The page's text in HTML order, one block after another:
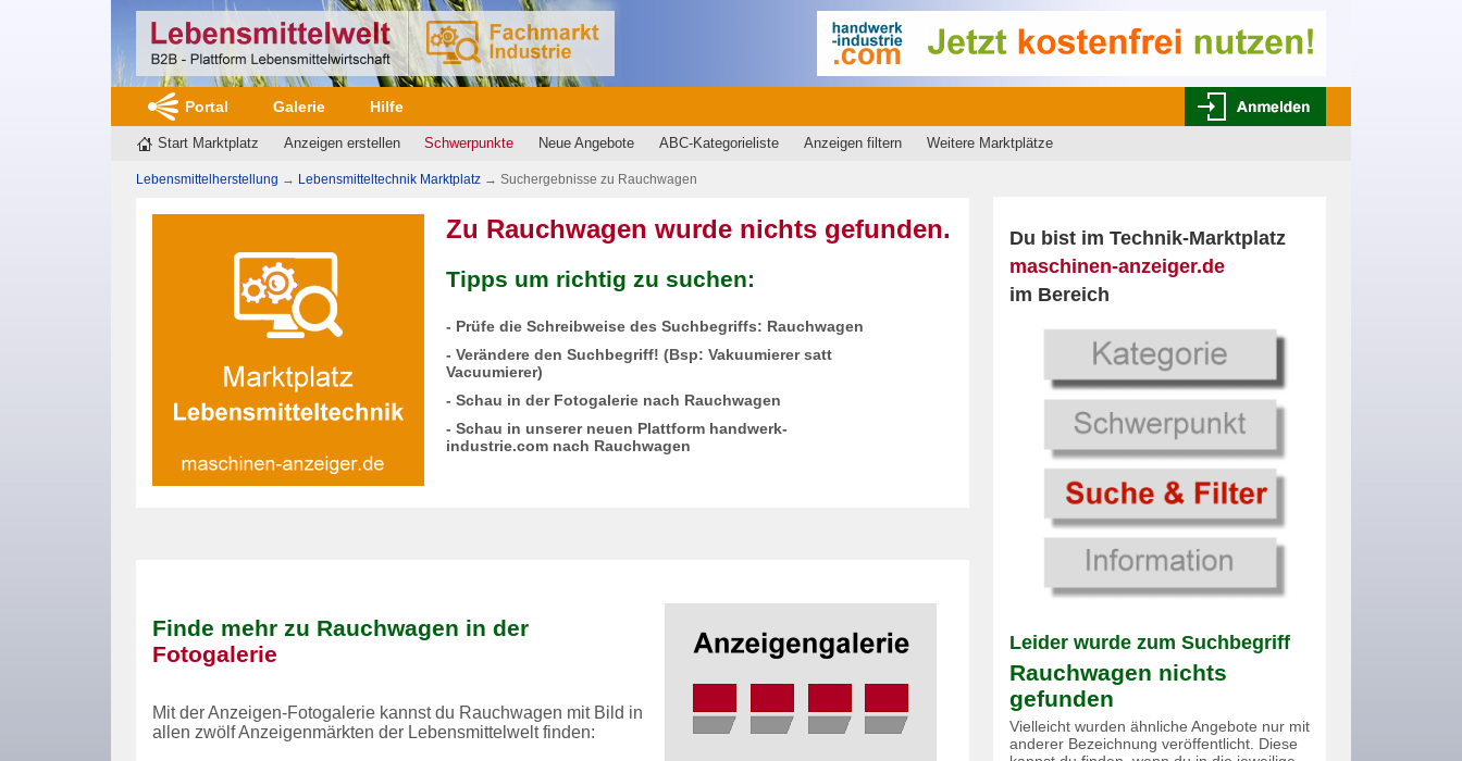
Portal Galerie Hilfe
Start Marktplatz Anzeigen erstellen Schwerpunkte Neue Angebote ABC-Kategorieliste Anzeigen filtern Weitere Marktplätze
Du bist im Technik-Marktplatz
maschinen-anzeiger.de
im Bereich
Leider wurde zum Suchbegriff
Rauchwagen nichts
gefunden
Vielleicht wurden ähnliche Angebote nur mit
anderer Bezeichnung veröffentlicht. Diese
Lebensmittelherstellung → Lebensmitteltechnik Marktplatz → Suchergebnisse zu Rauchwagen
Zu Rauchwagen wurde nichts gefunden.
Tipps um richtig zu suchen:
- Prüfe die Schreibweise des Suchbegriffs: Rauchwagen
- Verändere den Suchbegriff! (Bsp: Vakuumierer satt
Vacuumierer)
- Schau in der Fotogalerie nach Rauchwagen
- Schau in unserer neuen Plattform handwerk-
industrie.com nach Rauchwagen
Finde mehr zu Rauchwagen in der
Fotogalerie
Mit der Anzeigen-Fotogalerie kannst du Rauchwagen mit Bild in
allen zwölf Anzeigenmärkten der Lebensmittelwelt finden: